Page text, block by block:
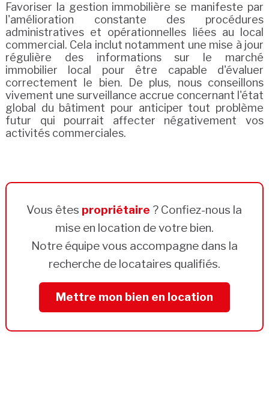
Favoriser la gestion immobilière se manifeste par
l'amélioration constante des procédures
administratives et opérationnelles liées au local
commercial. Cela inclut notamment une mise à jour
régulière des informations sur le marché
immobilier local pour être capable d'évaluer
correctement le bien. De plus, nous conseillons
vivement une surveillance accrue concernant l'état
global du bâtiment pour anticiper tout problème
futur qui pourrait affecter négativement vos
activités commerciales.
Vous êtes propriétaire ? Confiez-nous la
mise en location de votre bien.
Notre équipe vous accompagne dans la
recherche de locataires qualifiés.
Mettre mon bien en location